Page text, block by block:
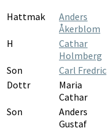
Hattmak
Anders
Åkerblom
H
Cathar
Holmberg
Son Carl Fredric
Dottr
Maria
Cathar
Son
Anders
Gustaf